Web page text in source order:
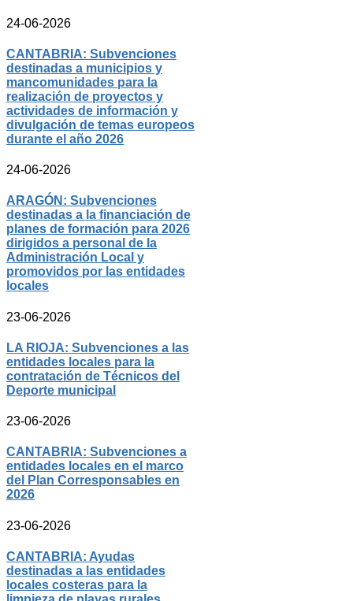
24-06-2026
CANTABRIA: Subvenciones
destinadas a municipios y
mancomunidades para la
realización de proyectos y
actividades de información y
divulgación de temas europeos
durante el año 2026
24-06-2026
ARAGÓN: Subvenciones
destinadas a la financiación de
planes de formación para 2026
dirigidos a personal de la
Administración Local y
promovidos por las entidades
locales
23-06-2026
LA RIOJA: Subvenciones a las
entidades locales para la
contratación de Técnicos del
Deporte municipal
23-06-2026
CANTABRIA: Subvenciones a
entidades locales en el marco
del Plan Corresponsables en
2026
23-06-2026
CANTABRIA: Ayudas
destinadas a las entidades
locales costeras para la